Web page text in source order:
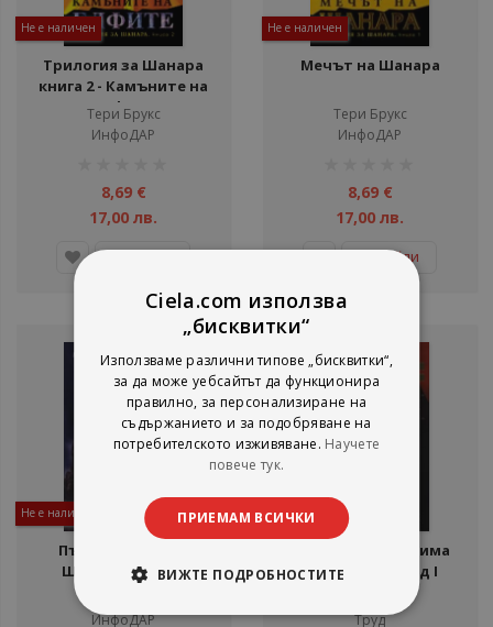
Не е наличен
Трилогия за Шанара
книга 2 - Камъните на
Елфите
Тери Брукс
ИнфоДАР
8,69 €
17,00 лв.
Детайли
Не е наличен
Мечът на Шанара
Тери Брукс
ИнфоДАР
8,69 €
17,00 лв.
Детайли
Не е наличен
Първият крал на
Шанара, книга 2
ИнфоДАР
Не е наличен
Star Wars: Невидима
заплаха, епизод I
Труд
Ciela.com използва
„бисквитки“
Използваме различни типове „бисквитки“,
за да може уебсайтът да функционира
правилно, за персонализиране на
съдържанието и за подобряване на
потребителското изживяване. Научете
повече тук.
ПРИЕМАМ ВСИЧКИ
ВИЖТЕ ПОДРОБНОСТИТЕ